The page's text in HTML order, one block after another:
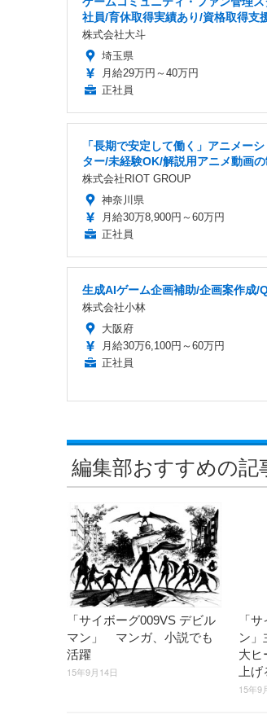
社員/育休取得実績あり/資格取得支
株式会社大斗
埼玉県
月給29万円～40万円
正社員
「長期で安定して働く」アニメー
ター/未経験OK/解説用アニメ動画
株式会社RIOT GROUP
神奈川県
月給30万8,900円～60万円
正社員
生成AIゲーム企画補助/企画案作成/
株式会社小林
大阪府
月給30万6,100円～60万円
正社員
編集部おすすめの記
「サイボーグ009VS デビル
マン」 マンガ、小説でも
活躍
15年9月14日
「
ン」
大ヒ
上げ
15年9